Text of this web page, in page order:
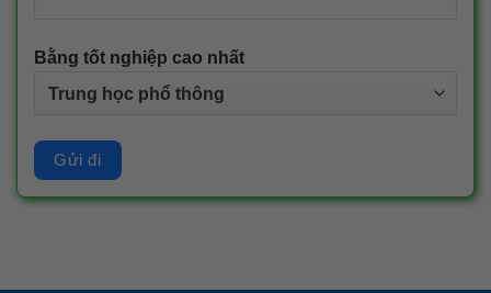
Bằng tốt nghiệp cao nhất